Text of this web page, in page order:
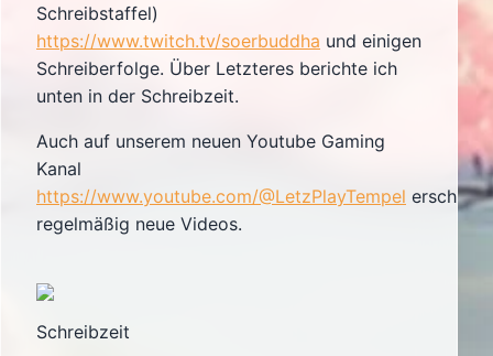
Schreibstaffel)
https://www.twitch.tv/soerbuddha und einigen
Schreiberfolge. Über Letzteres berichte ich
unten in der Schreibzeit.
Auch auf unserem neuen Youtube Gaming
Kanal
https://www.youtube.com/@LetzPlayTempel
regelmäßig neue Videos.
Schreibzeit